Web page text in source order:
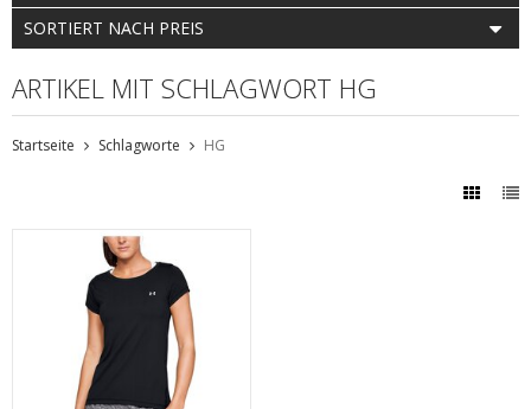
SORTIERT NACH PREIS
ARTIKEL MIT SCHLAGWORT HG
Startseite Schlagworte HG